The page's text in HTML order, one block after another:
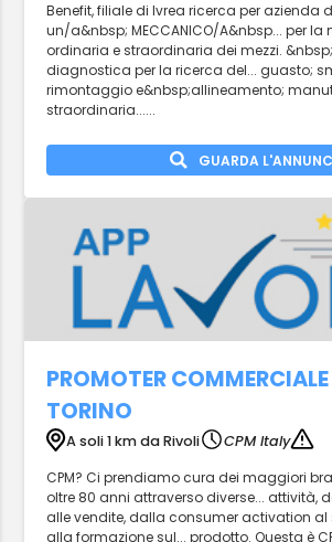
Benefit, filiale di Ivrea ricerca per azienda
un/a&nbsp; MECCANICO/A&nbsp... per
ordinaria e straordinaria dei mezzi.
diagnostica per la ricerca del... guasto;
rimontaggio e&nbsp;allineamento;
straordinaria......
GUARDA
PROMOTER
TORINO
A soli 1 km da Rivoli
CPM Italy
CPM? Ci prendiamo cura dei maggiori
oltre 80 anni attraverso diverse... attività,
alle vendite, dalla consumer activation al
alla formazione sul... prodotto. Questa è